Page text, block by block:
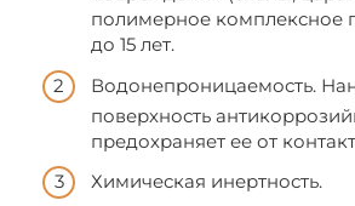
полимерное комплексное
до 15 лет.
Водонепроницаемость.
поверхность
предохраняет ее от
Химическая инертность.